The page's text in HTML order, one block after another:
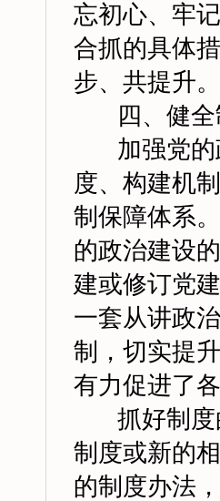
忘初心、牢
合抓的具体
步、共提升。
四、健全
加强党的
度、构建机
制保障体系
的政治建设
建或修订党
一套从讲政
制，切实提
有力促进了
抓好制度
制度或新的
的制度办法